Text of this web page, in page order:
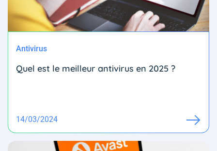
Antivirus
Quel est le meilleur antivirus en 2025 ?
14/03/2024